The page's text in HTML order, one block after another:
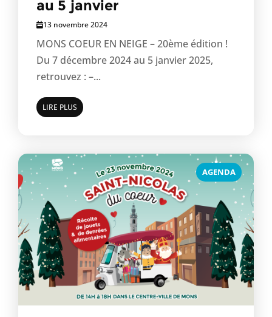
au 5 janvier
13 novembre 2024
MONS COEUR EN NEIGE – 20ème édition !
Du 7 décembre 2024 au 5 janvier 2025,
retrouvez : –...
LIRE PLUS
AGENDA